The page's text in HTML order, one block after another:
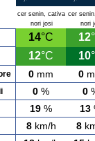
cer senin, cativa
nori josi
cer
nori
14°C 12
12°C 10
0 mm 0
0 % 0
19 % 13
8km/h 8